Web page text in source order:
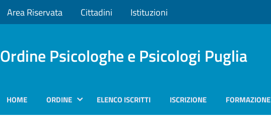
Area Riservata Cittadini Istituzioni
Ordine Psicologhe e Psicologi Puglia
HOME ORDINE ELENCO ISCRITTI ISCRIZIONE FORMAZIONE